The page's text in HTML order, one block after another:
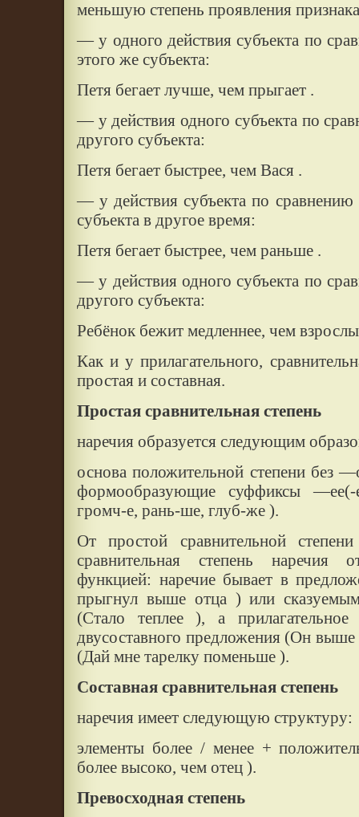
меньшую степень проявления
— у одного действия субъекта по
этого же субъекта:
Петя бегает лучше, чем прыгает .
— у действия одного субъекта по
другого субъекта:
Петя бегает быстрее, чем Вася .
— у действия субъекта по сравнению
субъекта в другое время:
Петя бегает быстрее, чем раньше .
— у действия одного субъекта по
другого субъекта:
Ребёнок бежит медленнее, чем
Как и у прилагательного,
простая и составная.
Простая сравнительная степень
наречия образуется следующим
основа положительной степени без
формообразующие суффиксы
громч-е, рань-ше, глуб-же ).
От простой сравнительной степени
сравнительная степень наречия
функцией: наречие бывает в
прыгнул выше отца ) или
(Стало теплее ), а прилагательное
двусоставного предложения (Он выше
(Дай мне тарелку поменьше ).
Составная сравнительная степень
наречия имеет следующую структуру:
элементы более / менее +
более высоко, чем отец ).
Превосходная степень